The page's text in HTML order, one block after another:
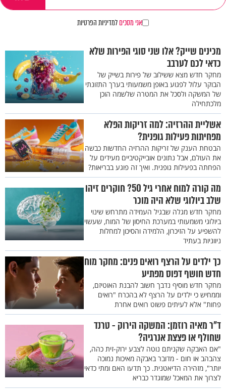
אני מסכיםלמדיניות הפרטיות
מכינים שייק? אלו שני סוגי הפירות שלא
כדאי לכם לערבב
מחקר חדש מצא ששילוב של פירות בשייק של
הבוקר עלול לפגוע באופן משמעותי בערך התזונתי
של המשקה ולסכל את המטרה שלשמה הוכן
מלכתחילה
אשליית ההרזיה: למה זריקות הפלא
מפחיתות פעילות גופנית?
הבטחת הענק של זריקות ההרזיה החדשות כבשה
את העולם, אבל נתונים אובייקטיביים מעידים על
הפחתה בפעילות גופנית. ואיך זה פוגע בבריאות?
מה קורה למוח אחרי גיל 50? חוקרים זיהו
שלב ביולוגי שלא היה מוכר
מחקר חדש מגלה שבגיל העמידה מתרחש שינוי
ביולוגי משמעותי במערכת החיסון של המוח, שעשוי
להשפיע על הזיכרון, הלמידה והסיכון למחלות
ניווניות בעתיד
כך ילדים על הרצף רואים פנים: מחקר מוח
חדש חושף דפוס מפתיע
מחקר חדש מוסיף נדבך חשוב להבנת האוטיזם,
וממחיש כי ילדים על הרצף לא בהכרח "רואים
פחות" אלא לעיתים פשוט רואים אחרת
ד"ר מאיה רוזמן: המשקה הירוק - טרנד
שחולף או פצצת אנרגיה?
"אם האבקה שקניתם נוטה לצבע ירוק-זית כהה,
צהבהב או חום - מדובר באבקה מאיכות נמוכה
יותר", מזהירה הדיאטנית. כך תדעו האם ומתי כדאי
לצרוך את המאכל שמוגדר כבריא